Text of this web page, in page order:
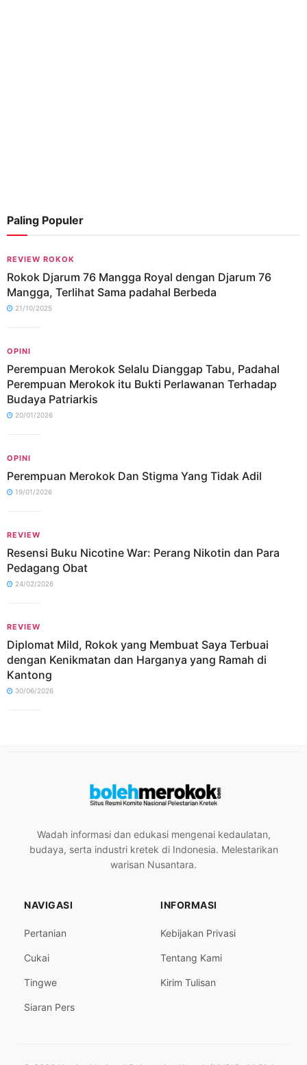
Paling Populer
REVIEW ROKOK
Rokok Djarum 76 Mangga Royal dengan Djarum 76
Mangga, Terlihat Sama padahal Berbeda
21/10/2025
OPINI
Perempuan Merokok Selalu Dianggap Tabu, Padahal
Perempuan Merokok itu Bukti Perlawanan Terhadap
Budaya Patriarkis
20/01/2026
OPINI
Perempuan Merokok Dan Stigma Yang Tidak Adil
19/01/2026
REVIEW
Resensi Buku Nicotine War: Perang Nikotin dan Para
Pedagang Obat
24/02/2026
REVIEW
Diplomat Mild, Rokok yang Membuat Saya Terbuai
dengan Kenikmatan dan Harganya yang Ramah di
Kantong
30/06/2026
Wadah informasi dan edukasi mengenai kedaulatan,
budaya, serta industri kretek di Indonesia. Melestarikan
warisan Nusantara.
NAVIGASI
Pertanian
Cukai
Tingwe
Siaran Pers
INFORMASI
Kebijakan Privasi
Tentang Kami
Kirim Tulisan